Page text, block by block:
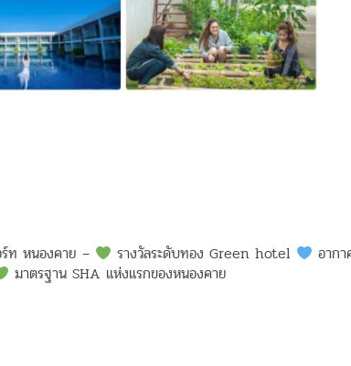
ร์ท หนองคาย – รางวัลระดับทอง Green hotel
อาก
มาตรฐาน SHA แห่งแรกของหนองคาย